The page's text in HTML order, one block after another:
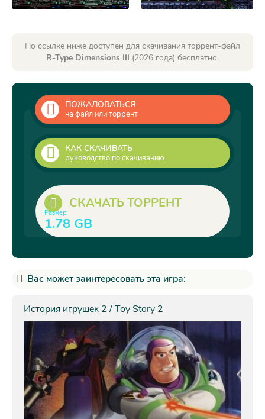
По ссылке ниже доступен для скачивания торрент-файл
R-Type Dimensions III (2026 года) бесплатно.
ПОЖАЛОВАТЬСЯ
на файл или торрент
КАК СКАЧИВАТЬ
руководство по скачиванию
СКАЧАТЬ ТОРРЕНТ
Размер:
1.78 GB
Вас может заинтересовать эта игра:
История игрушек 2 / Toy Story 2